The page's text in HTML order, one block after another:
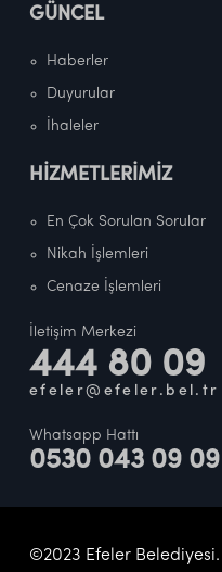
GÜNCEL
Haberler
Duyurular
İhaleler
HİZMETLERİMİZ
En Çok Sorulan Sorular
Nikah İşlemleri
Cenaze İşlemleri
İletişim Merkezi
444 80 09
efeler@efeler.bel.tr
Whatsapp Hattı
0530 043 09 09
©2023 Efeler Belediyesi.